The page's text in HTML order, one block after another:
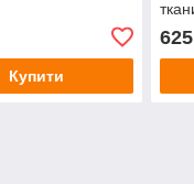
Купити
625